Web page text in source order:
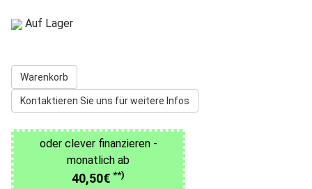
Auf Lager
Warenkorb
Kontaktieren Sie uns für weitere Infos
oder clever finanzieren -
monatlich ab
40,50€ **)